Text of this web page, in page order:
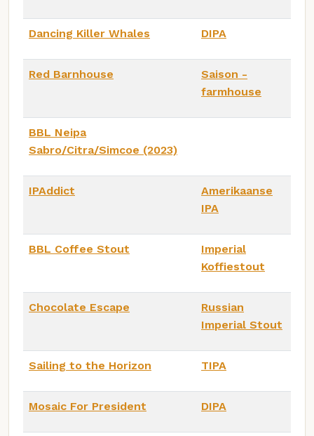
Dancing Killer Whales DIPA
Red Barnhouse
Saison -
farmhouse
BBL Neipa
Sabro/Citra/Simcoe (2023)
IPAddict
Amerikaanse
IPA
BBL Coffee Stout
Imperial
Koffiestout
Chocolate Escape
Russian
Imperial Stout
Sailing to the Horizon TIPA
Mosaic For President DIPA